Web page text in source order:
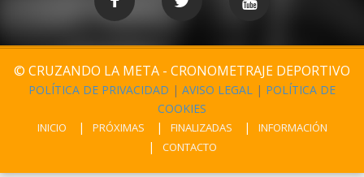
© CRUZANDO LA META - CRONOMETRAJE DEPORTIVO
POLÍTICA DE PRIVACIDAD | AVISO LEGAL | POLÍTICA DE
COOKIES
INICIO PRÓXIMAS FINALIZADAS
INFORMACIÓN
CONTACTO